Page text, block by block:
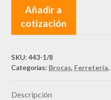
Añadir a
cotización
SKU: 443-1/8
Categorías: Brocas, Ferretería,
Descripción